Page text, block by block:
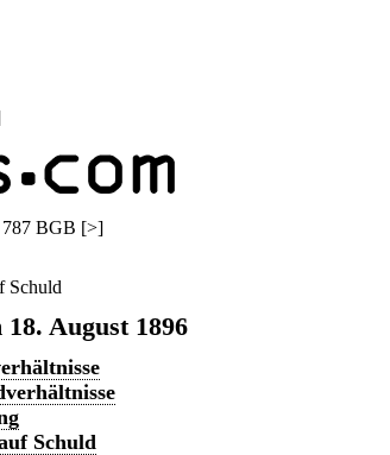
787 BGB [>]
Schuld
August 1896
Schuld